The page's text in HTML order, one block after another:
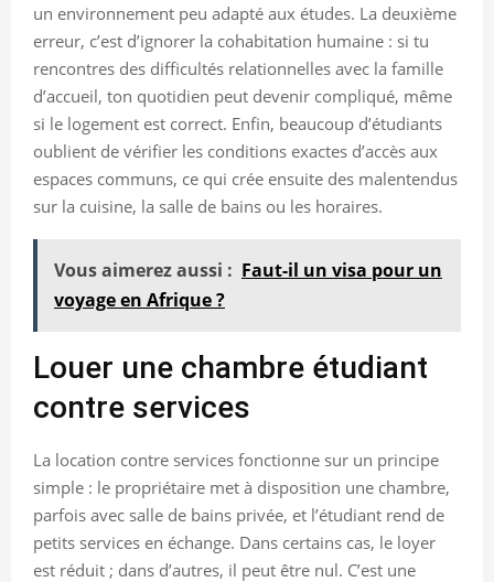
un environnement peu adapté aux études. La deuxième
erreur, c’est d’ignorer la cohabitation humaine : si tu
rencontres des difficultés relationnelles avec la famille
d’accueil, ton quotidien peut devenir compliqué, même
si le logement est correct. Enfin, beaucoup d’étudiants
oublient de vérifier les conditions exactes d’accès aux
espaces communs, ce qui crée ensuite des malentendus
sur la cuisine, la salle de bains ou les horaires.
Vous aimerez aussi : Faut-il un visa pour un
voyage en Afrique ?
Louer une chambre étudiant
contre services
La location contre services fonctionne sur un principe
simple : le propriétaire met à disposition une chambre,
parfois avec salle de bains privée, et l’étudiant rend de
petits services en échange. Dans certains cas, le loyer
est réduit ; dans d’autres, il peut être nul. C’est une